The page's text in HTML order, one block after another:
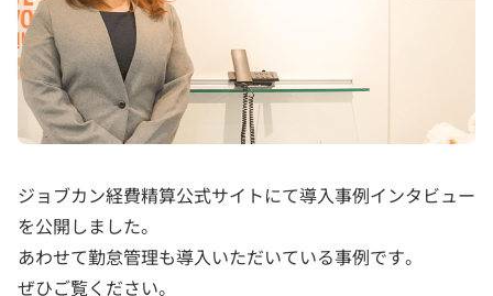
ジョブカン経費精算公式サイトにて導入事例インタビュー
を公開しました。
あわせて勤怠管理も導入いただいている事例です。
ぜひご覧ください。